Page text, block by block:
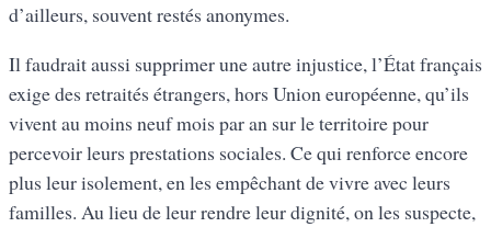
d’ailleurs, souvent restés anonymes.
Il faudrait aussi supprimer une autre injustice, l’État français
exige des retraités étrangers, hors Union européenne, qu’ils
vivent au moins neuf mois par an sur le territoire pour
percevoir leurs prestations sociales. Ce qui renforce encore
plus leur isolement, en les empêchant de vivre avec leurs
familles. Au lieu de leur rendre leur dignité, on les suspecte,